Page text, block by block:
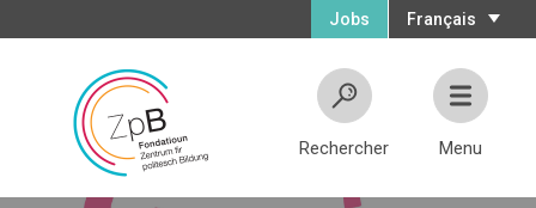
Français
Jobs
Rechercher Menu